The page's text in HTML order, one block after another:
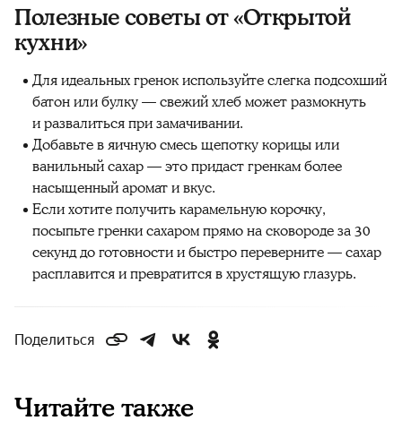
Полезные советы от «Открытой
кухни»
Для идеальных гренок используйте слегка подсохший
батон или булку — свежий хлеб может размокнуть
и развалиться при замачивании.
Добавьте в яичную смесь щепотку корицы или
ванильный сахар — это придаст гренкам более
насыщенный аромат и вкус.
Если хотите получить карамельную корочку,
посыпьте гренки сахаром прямо на сковороде за 30
секунд до готовности и быстро переверните — сахар
расплавится и превратится в хрустящую глазурь.
Поделиться
Читайте также